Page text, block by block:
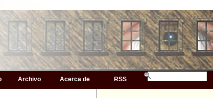
Archivo Acerca de RSS